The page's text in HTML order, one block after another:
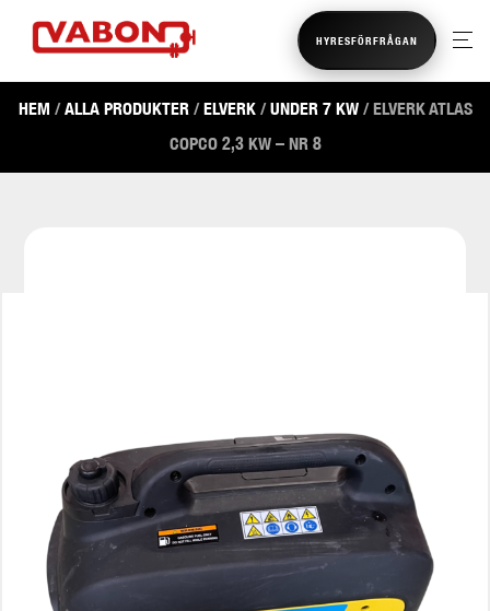
HYRESFÖRFRÅGAN
HEM /ALLA PRODUKTER/ELVERK/UNDER 7 KW/ ELVERK ATLAS
COPCO 2,3 KW – NR 8